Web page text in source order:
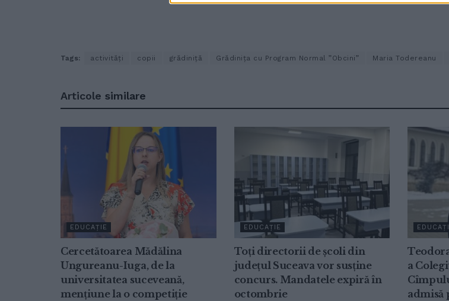
Tags: activități copii grădiniță Grădinița cu Program Normal ”Obcini” Maria Todereanu
Articole similare
EDUCAȚIE
Cercetătoarea Mădălina
Ungureanu-Iuga, de la
universitatea suceveană,
mențiune la o competiție
EDUCAȚIE
Toți directorii de școli din
județul Suceava vor susține
concurs. Mandatele expiră în
octombrie
a
admisă